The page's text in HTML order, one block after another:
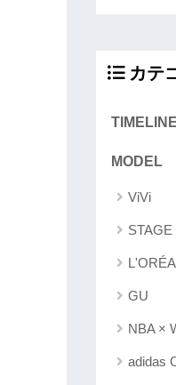
カテ
TIMELINE
MODEL
ViVi
STAGE
GU
NBA ×
adidas